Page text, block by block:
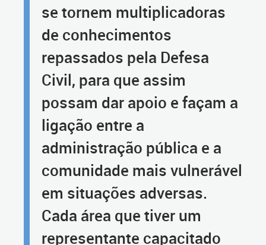
se tornem multiplicadoras
de conhecimentos
repassados pela Defesa
Civil, para que assim
possam dar apoio e façam a
ligação entre a
administração pública e a
comunidade mais vulnerável
em situações adversas.
Cada área que tiver um
representante capacitado